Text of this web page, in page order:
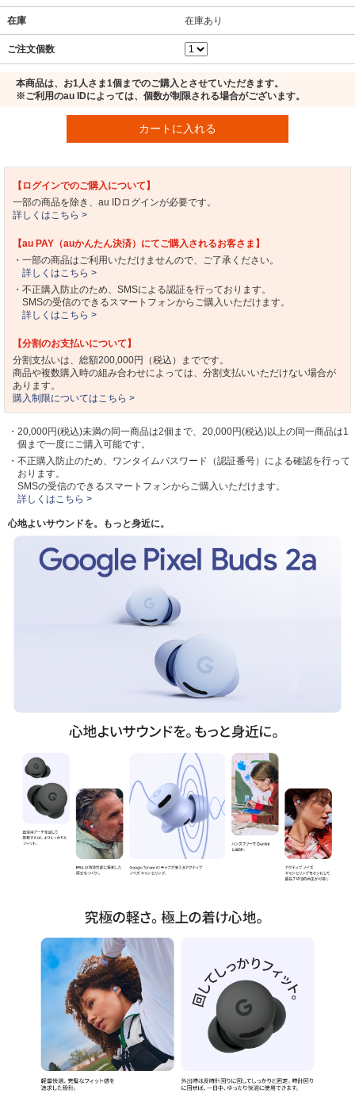
在庫 在庫あり
ご注文個数
本商品は、お1人さま1個までのご購入とさせていただきます。
※ご利用のau IDによっては、個数が制限される場合がございます。
カートに入れる
【ログインでのご購入について】
一部の商品を除き、au IDログインが必要です。
詳しくはこちら >
【au PAY（auかんたん決済）にてご購入されるお客さま】
・一部の商品はご利用いただけませんので、ご了承ください。
詳しくはこちら >
・不正購入防止のため、SMSによる認証を行っております。
SMSの受信のできるスマートフォンからご購入いただけます。
詳しくはこちら >
【分割のお支払いについて】
分割支払いは、総額200,000円（税込）までです。
商品や複数購入時の組み合わせによっては、分割支払いいただけない場合が
あります。
購入制限についてはこちら >
・20,000円(税込)未満の同一商品は2個まで、20,000円(税込)以上の同一商品は1
個まで一度にご購入可能です。
・不正購入防止のため、ワンタイムパスワード（認証番号）による確認を行って
おります。
SMSの受信のできるスマートフォンからご購入いただけます。
詳しくはこちら >
心地よいサウンドを。もっと身近に。